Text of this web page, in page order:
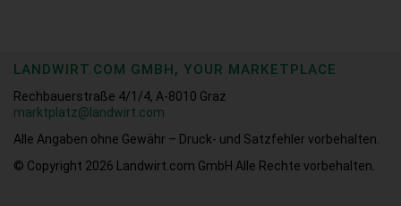
LANDWIRT.COM GMBH, YOUR MARKETPLACE
Rechbauerstraße 4/1/4, A-8010 Graz
marktplatz@landwirt.com
Alle Angaben ohne Gewähr – Druck- und Satzfehler vorbehalten.
© Copyright 2026
Landwirt.com GmbH Alle Rechte vorbehalten.